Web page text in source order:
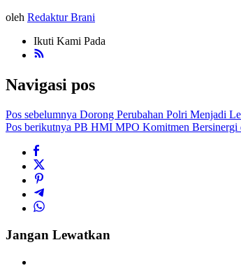
oleh Redaktur Brani
Ikuti Kami Pada
Navigasi pos
Pos sebelumnya Dorong Perubahan Polri Menjadi
Pos berikutnya PB HMI MPO Komitmen Bersinergi
Jangan Lewatkan